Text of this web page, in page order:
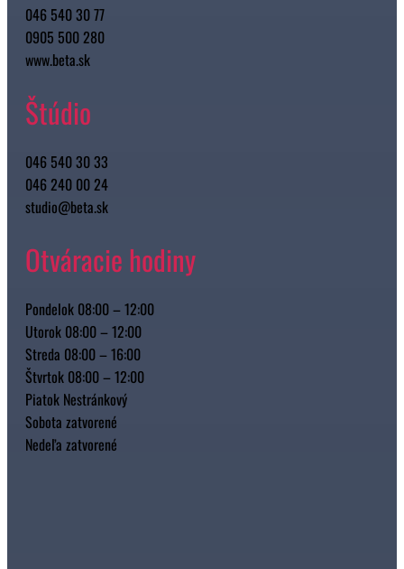
046 540 30 77
0905 500 280
www.beta.sk
Štúdio
046 540 30 33
046 240 00 24
studio@beta.sk
Otváracie hodiny
Pondelok 08:00 – 12:00
Utorok 08:00 – 12:00
Streda 08:00 – 16:00
Štvrtok 08:00 – 12:00
Piatok Nestránkový
Sobota zatvorené
Nedeľa zatvorené